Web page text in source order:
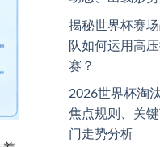
揭秘世界杯赛
队如何运用高
赛？
2026世界杯淘
焦点规则、关
门走势分析